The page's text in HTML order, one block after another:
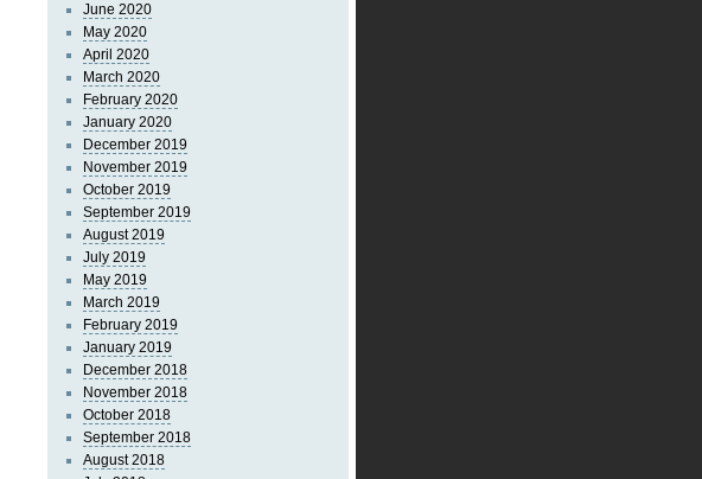
June 2020
May 2020
April 2020
March 2020
February 2020
January 2020
December 2019
November 2019
October 2019
September 2019
August 2019
July 2019
May 2019
March 2019
February 2019
January 2019
December 2018
November 2018
October 2018
September 2018
August 2018